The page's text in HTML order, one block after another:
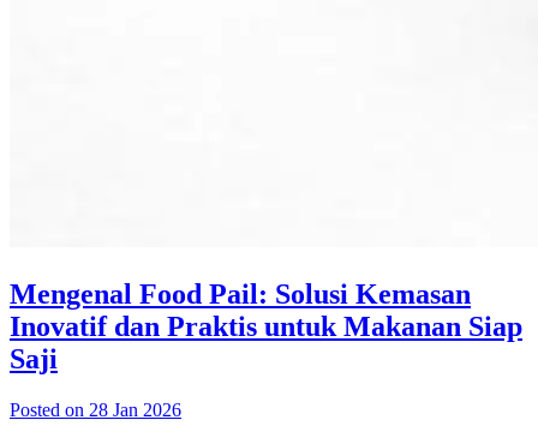
Mengenal Food Pail: Solusi Kemasan
Inovatif dan Praktis untuk Makanan Siap
Saji
Posted on 28 Jan 2026